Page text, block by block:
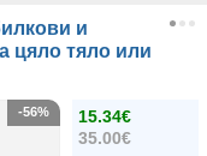
и
цяло тяло или
15.34€
35.00€
-56%